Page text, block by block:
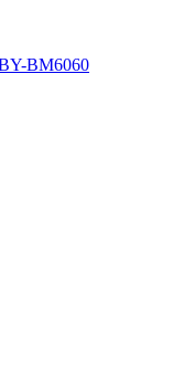
BM6060